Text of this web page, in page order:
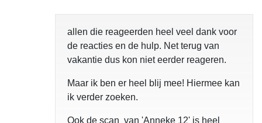
allen die reageerden heel veel dank voor
de reacties en de hulp. Net terug van
vakantie dus kon niet eerder reageren.
Maar ik ben er heel blij mee! Hiermee kan
ik verder zoeken.
Ook de scan van 'Anneke 12' is heel
opgelost